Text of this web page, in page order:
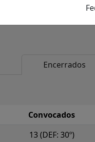
Encerrados
Convocados
13 (DEF: 30º)